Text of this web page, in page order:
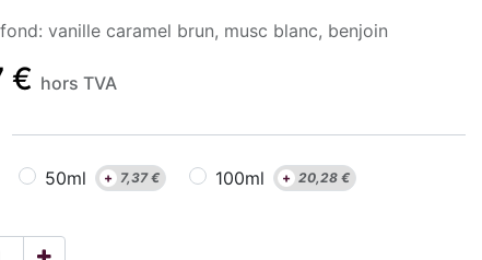
vanille caramel brun, musc blanc, benjoin
€ hors TVA
50ml + 7,37€ 100ml + 20,28€